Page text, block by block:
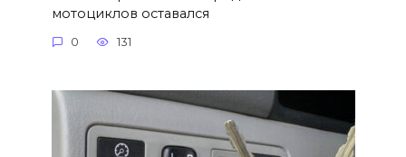
мотоциклов оставался
0 131